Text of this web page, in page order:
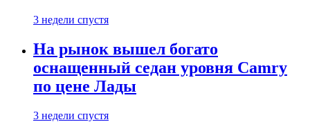
3 недели спустя
На рынок вышел богато
оснащенный седан уровня Camry
по цене Лады
3 недели спустя